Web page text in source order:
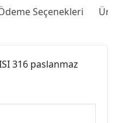
Seçenekleri
316 paslanmaz